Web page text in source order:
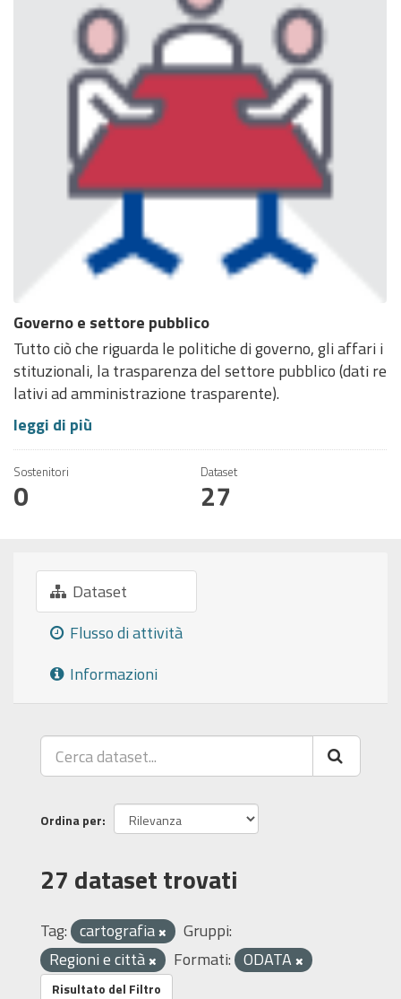
Governo e settore pubblico
Tutto ciò che riguarda le politiche di governo, gli affari i
stituzionali, la trasparenza del settore pubblico (dati re
lativi ad amministrazione trasparente).
leggi di più
Sostenitori
0
Dataset
27
Dataset
Flusso di attività
Informazioni
Ordina per
27 dataset trovati
Tag: cartografia
Gruppi:
Regioni e città
Formati: ODATA
Risultato del Filtro